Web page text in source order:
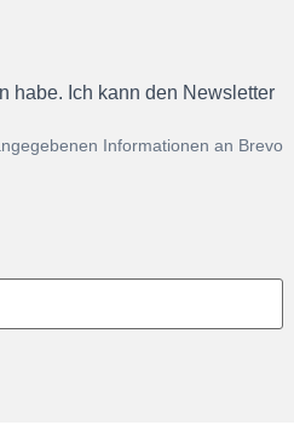
habe. Ich kann den Newsletter
Informationen an Brevo